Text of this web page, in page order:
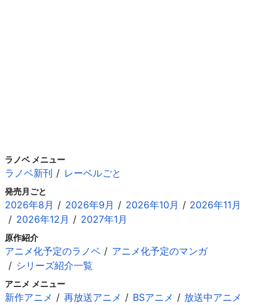
ラノベ メニュー
ラノベ新刊 レーベルごと
発売月ごと
2026年8月 2026年9月 2026年10月
2026年11月
2026年12月
2027年1月
原作紹介
アニメ化予定のラノベ
アニメ化予定のマンガ
シリーズ紹介一覧
アニメ メニュー
新作アニメ 再放送アニメ BSアニメ 放送中アニメ